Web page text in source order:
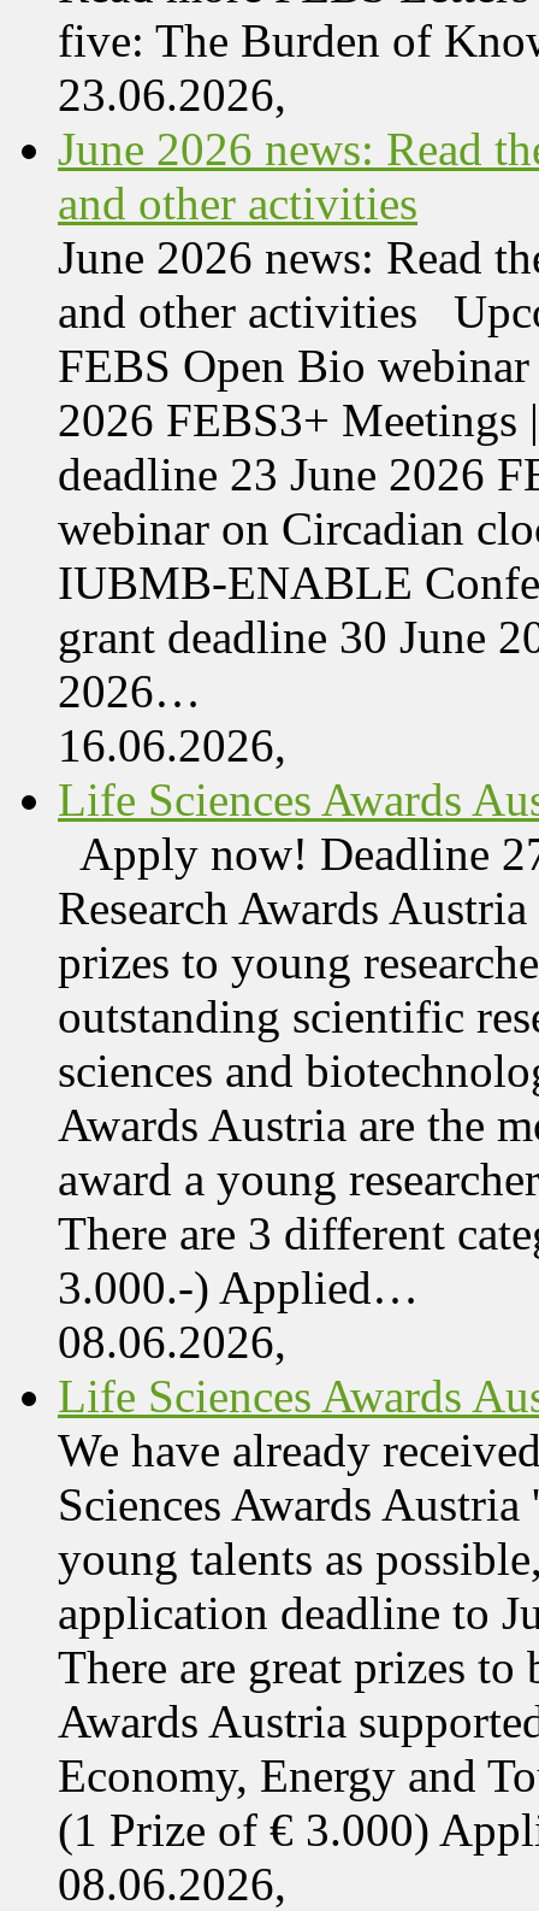
five: The Burden of
23.06.2026,
June 2026 news: Read
and other activities
June 2026 news: Read
and other activities
FEBS Open Bio webinar
2026 FEBS3+
deadline 23 June 2026
webinar on Circadian
IUBMB-ENABLE
grant deadline 30 June
2026…
16.06.2026,
Life Sciences Awards
Apply now! Deadline
Research Awards
prizes to young
outstanding scientific
sciences and
Awards Austria are the
award a young
There are 3 different
3.000.-) Applied…
08.06.2026,
Life Sciences Awards
We have already
Sciences Awards
young talents as
application deadline to
There are great prizes to
Awards Austria
Economy, Energy and
(1 Prize of € 3.000)
08.06.2026,